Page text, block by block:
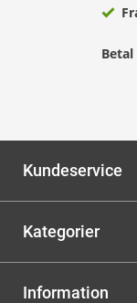
Kundeservice
Kategorier
Information